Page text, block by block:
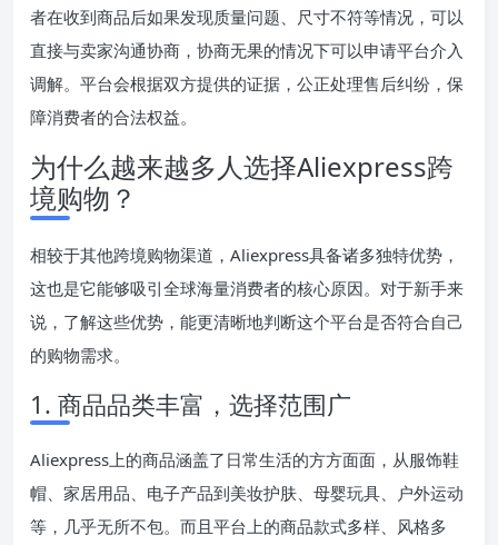
者在收到商品后如果发现质量问题、尺寸不符等情况，可以
直接与卖家沟通协商，协商无果的情况下可以申请平台介入
调解。平台会根据双方提供的证据，公正处理售后纠纷，保
障消费者的合法权益。
为什么越来越多人选择Aliexpress跨
境购物？
相较于其他跨境购物渠道，Aliexpress具备诸多独特优势，
这也是它能够吸引全球海量消费者的核心原因。对于新手来
说，了解这些优势，能更清晰地判断这个平台是否符合自己
的购物需求。
1. 商品品类丰富，选择范围广
Aliexpress上的商品涵盖了日常生活的方方面面，从服饰鞋
帽、家居用品、电子产品到美妆护肤、母婴玩具、户外运动
等，几乎无所不包。而且平台上的商品款式多样、风格多